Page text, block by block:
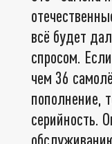
всё будет
спросом.
чем 36
пополнение,
серийность.